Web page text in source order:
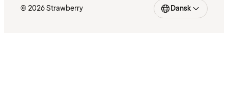
© 2026 Strawberry Dansk